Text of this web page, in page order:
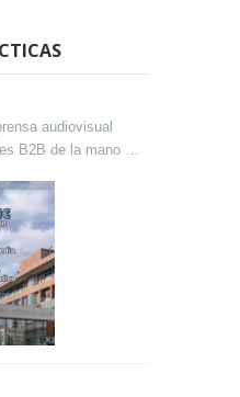
audiovisual
B2B de la mano de